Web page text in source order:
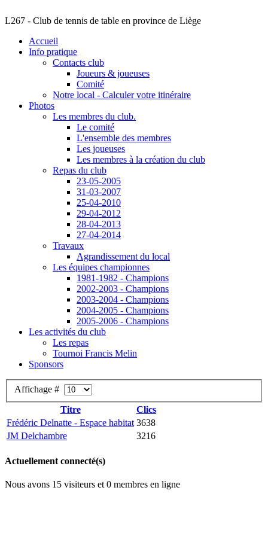
L267 - Club de tennis de table en province de Liège
Accueil
Info pratique
Contacts club
Joueurs & joueuses
Comité
Notre local - Calculer votre itinéraire
Photos
Les membres du club.
Le comité
L'ensemble des membres
Les joueuses
Les membres à la création du club
Repas du club
23-05-2005
31-03-2007
25-04-2010
29-04-2012
28-04-2013
27-04-2014
Travaux
Agrandissement du local
Les équipes championnes
1981-1982 - Champions
2002-2003 - Champions
2003-2004 - Champions
2004-2005 - Champions
2005-2006 - Champions
Les activités du club
Les repas
Tournoi Francis Melin
Sponsors
Affichage #
Titre
Clics
Frédéric Delnatte - Espace habitat 3638
JM Delchambre
3216
Actuellement connecté(s)
Nous avons 15 visiteurs et 0 membres en ligne